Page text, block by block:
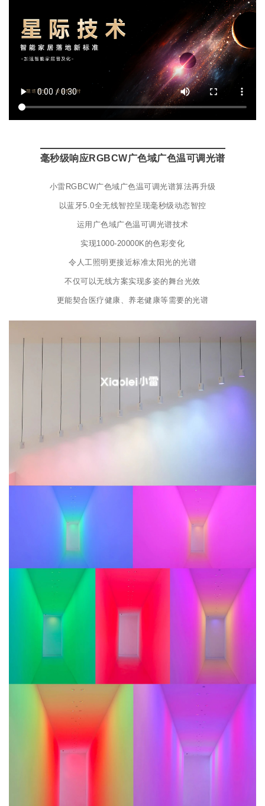
毫秒级响应RGBCW广色域广色温可调光谱
小雷RGBCW广色域广色温可调光谱算法再升级
以蓝牙5.0全无线智控呈现毫秒级动态智控
运用广色域广色温可调光谱技术
实现1000-20000K的色彩变化
令人工照明更接近标准太阳光的光谱
不仅可以无线方案实现多姿的舞台光效
更能契合医疗健康、养老健康等需要的光谱